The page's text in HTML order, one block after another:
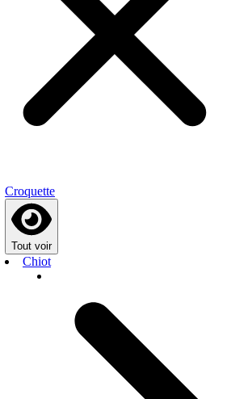
Croquette
Tout voir
Chiot